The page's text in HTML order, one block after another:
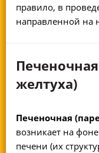
правило, в
направленной на
желтуха)
Печеночная
возникает на
печени (их